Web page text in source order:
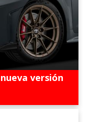
versión